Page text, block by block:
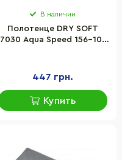
В наличии
Полотенце DRY SOFT
7030 Aqua Speed 156-10-
447 грн.
Купить